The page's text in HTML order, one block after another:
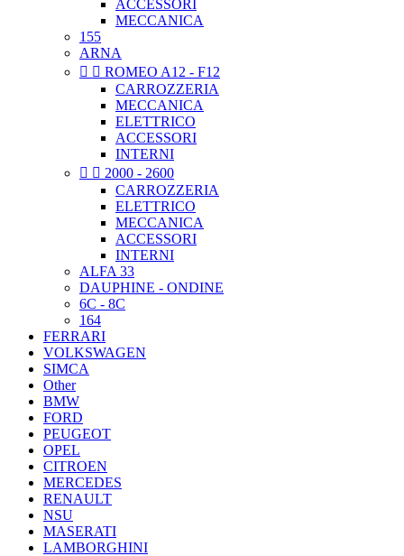
ACCESSORI
MECCANICA
155
ARNA
  ROMEO A12 - F12
CARROZZERIA
MECCANICA
ELETTRICO
ACCESSORI
INTERNI
  2000 - 2600
CARROZZERIA
ELETTRICO
MECCANICA
ACCESSORI
INTERNI
ALFA 33
DAUPHINE - ONDINE
6C - 8C
164
FERRARI
VOLKSWAGEN
SIMCA
Other
BMW
FORD
PEUGEOT
OPEL
CITROEN
MERCEDES
RENAULT
NSU
MASERATI
LAMBORGHINI